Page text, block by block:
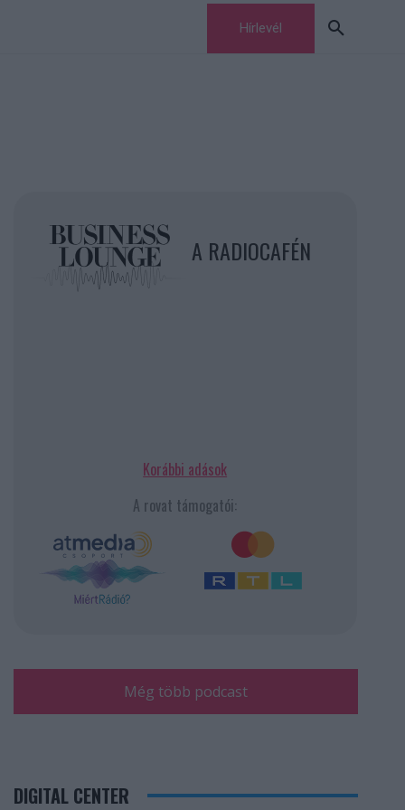
Hírlevél
A RADIOCAFÉN
Korábbi adások
A rovat támogatói:
Még több podcast
DIGITAL CENTER